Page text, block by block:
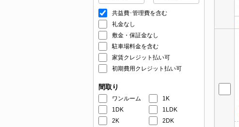
共益費･管理費を含む
礼金なし
敷金・保証金なし
駐車場料金を含む
家賃クレジット払い可
初期費用クレジット払い可
間取り
ワンルーム
1K
1DK
1LDK
2K
2DK